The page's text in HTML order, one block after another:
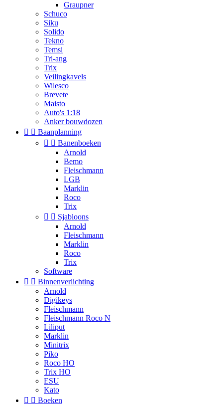
Graupner
Schuco
Siku
Solido
Tekno
Temsi
Tri-ang
Trix
Veilingkavels
Wilesco
Brevete
Maisto
Auto's 1:18
Anker bouwdozen
  Baanplanning
  Banenboeken
Arnold
Bemo
Fleischmann
LGB
Marklin
Roco
Trix
  Sjabloons
Arnold
Fleischmann
Marklin
Roco
Trix
Software
  Binnenverlichting
Arnold
Digikeys
Fleischmann
Fleischmann Roco N
Liliput
Marklin
Minitrix
Piko
Roco HO
Trix HO
ESU
Kato
  Boeken